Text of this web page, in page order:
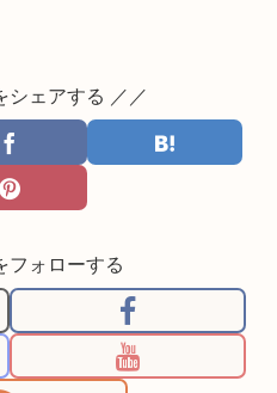
シェアする ／／
フォローする